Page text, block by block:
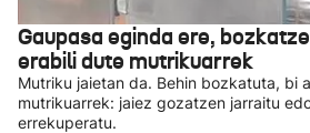
Gaupasa eginda ere,
erabili dute mutrikuarrek
Mutriku jaietan da. Behin bozkatuta, bi
mutrikuarrek: jaiez gozatzen jarraitu
errekuperatu.